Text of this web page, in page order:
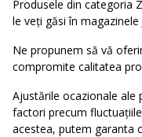
Produsele din categoria
le veți găsi în
Ne propunem să vă
compromite calitatea
Ajustările ocazionale ale
factori precum
acestea, putem garanta